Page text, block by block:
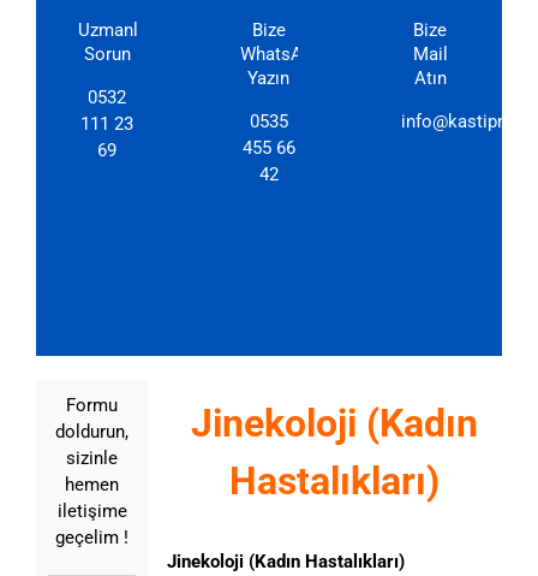
Uzmanlarımıza
Sorun
0532
111 23
69
Bize
WhatsApp'dan
Yazın
0535
455 66
42
Bize
Mail
Atın
Formu
doldurun,
sizinle
hemen
iletişime
geçelim !
Jinekoloji (Kadın
Hastalıkları)
Jinekoloji (Kadın Hastalıkları)